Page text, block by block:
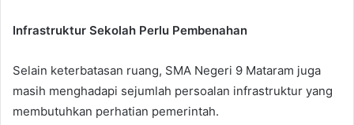
Infrastruktur Sekolah Perlu Pembenahan
Selain keterbatasan ruang, SMA Negeri 9 Mataram juga
masih menghadapi sejumlah persoalan infrastruktur yang
membutuhkan perhatian pemerintah.